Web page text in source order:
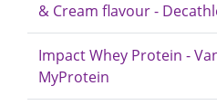
& Cream flavour -
Impact Whey Protein -
MyProtein